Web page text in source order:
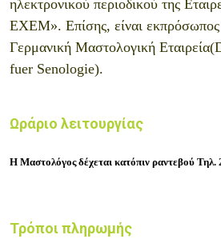
ηλεκτρονικού περιοδικού της
ΕΧΕΜ». Επίσης, είναι
Γερμανική Μαστολογική
fuer Senologie).
Ωράριο λειτουργίας
Η Μαστολόγος δέχεται κατόπιν ραντεβού Τηλ.
Τρόποι πληρωμής